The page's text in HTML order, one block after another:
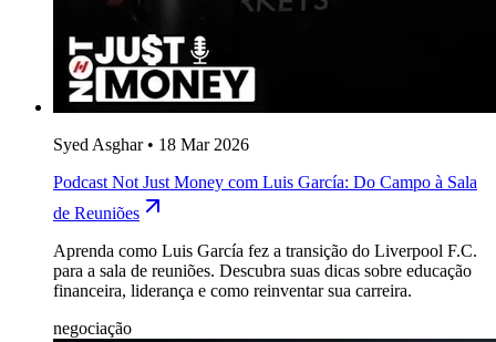
Syed Asghar• 18 Mar 2026
Podcast Not Just Money com Luis García: Do Campo à Sala
de Reuniões
Aprenda como Luis García fez a transição do Liverpool F.C.
para a sala de reuniões. Descubra suas dicas sobre educação
financeira, liderança e como reinventar sua carreira.
negociação